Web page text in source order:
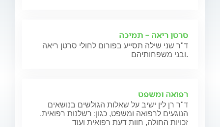
סרטן ריאה - תמיכה
ד"ר שני שילה תסייע בפורום לחולי סרטן ריאה
ובני משפחותיהם.
רפואה ומשפט
ד"ר רן לין ישיב על שאלות הגולשים בנושאים
הנוגעים לרפואה ומשפט, כגון: רשלנות רפואית,
זכויות החולה, חוות דעת רפואית ועוד